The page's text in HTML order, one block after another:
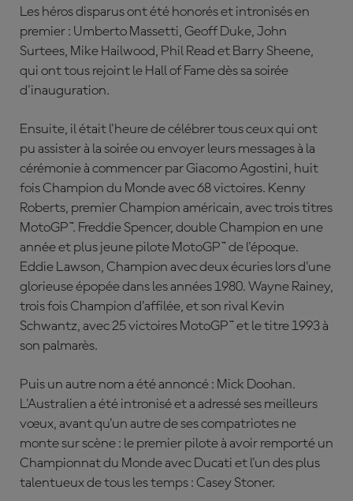
Les héros disparus ont été honorés et intronisés en
premier : Umberto Massetti, Geoff Duke, John
Surtees, Mike Hailwood, Phil Read et Barry Sheene,
qui ont tous rejoint le Hall of Fame dès sa soirée
d'inauguration.
Ensuite, il était l'heure de célébrer tous ceux qui ont
pu assister à la soirée ou envoyer leurs messages à la
cérémonie à commencer par Giacomo Agostini, huit
fois Champion du Monde avec 68 victoires. Kenny
Roberts, premier Champion américain, avec trois titres
MotoGP™. Freddie Spencer, double Champion en une
année et plus jeune pilote MotoGP™ de l'époque.
Eddie Lawson, Champion avec deux écuries lors d'une
glorieuse épopée dans les années 1980. Wayne Rainey,
trois fois Champion d'affilée, et son rival Kevin
Schwantz, avec 25 victoires MotoGP™ et le titre 1993 à
son palmarès.
Puis un autre nom a été annoncé : Mick Doohan.
L'Australien a été intronisé et a adressé ses meilleurs
vœux, avant qu'un autre de ses compatriotes ne
monte sur scène : le premier pilote à avoir remporté un
Championnat du Monde avec Ducati et l'un des plus
talentueux de tous les temps : Casey Stoner.